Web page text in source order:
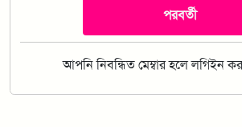
পরবর্তী
আপনি নিবন্ধিত মেম্বার হলে লগিইন